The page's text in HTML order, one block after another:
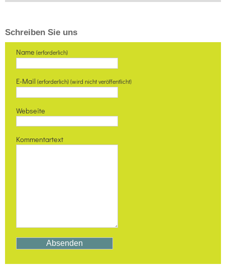
Schreiben Sie uns
Name (erforderlich)
E-Mail (erforderlich) (wird nicht veröffentlicht)
Webseite
Kommentartext